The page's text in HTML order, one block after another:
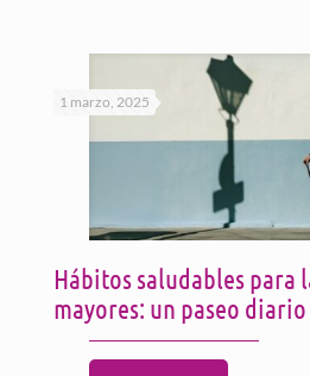
1 marzo, 2025
Hábitos saludables para
mayores: un paseo diario